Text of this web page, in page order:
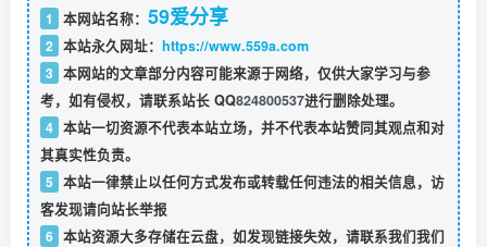
1 本网站名称： 59爱分享
2 本站永久网址： https://www.559a.com
3 本网站的文章部分内容可能来源于网络，仅供大家学习与参
考，如有侵权，请联系站长 QQ824800537进行删除处理。
4 本站一切资源不代表本站立场，并不代表本站赞同其观点和对
其真实性负责。
5 本站一律禁止以任何方式发布或转载任何违法的相关信息，访
客发现请向站长举报
6 本站资源大多存储在云盘，如发现链接失效，请联系我们我们